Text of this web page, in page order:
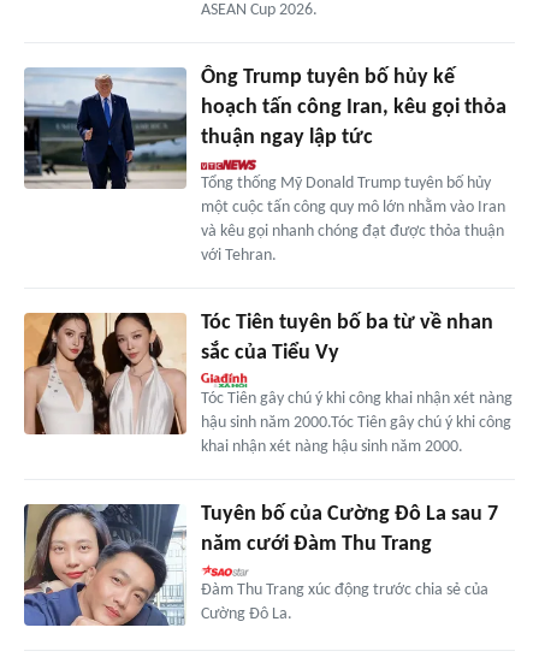
ASEAN Cup 2026.
Ông Trump tuyên bố hủy kế
hoạch tấn công Iran, kêu gọi thỏa
thuận ngay lập tức
Tổng thống Mỹ Donald Trump tuyên bố hủy
một cuộc tấn công quy mô lớn nhằm vào Iran
và kêu gọi nhanh chóng đạt được thỏa thuận
với Tehran.
Tóc Tiên tuyên bố ba từ về nhan
sắc của Tiểu Vy
Tóc Tiên gây chú ý khi công khai nhận xét nàng
hậu sinh năm 2000.Tóc Tiên gây chú ý khi công
khai nhận xét nàng hậu sinh năm 2000.
Tuyên bố của Cường Đô La sau 7
năm cưới Đàm Thu Trang
Đàm Thu Trang xúc động trước chia sẻ của
Cường Đô La.